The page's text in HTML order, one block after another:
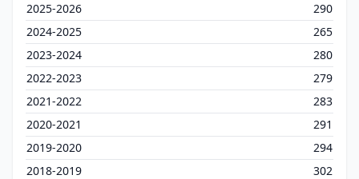
2025-2026
290
2024-2025
265
2023-2024
280
2022-2023
279
2021-2022
283
2020-2021
291
2019-2020
294
2018-2019
302